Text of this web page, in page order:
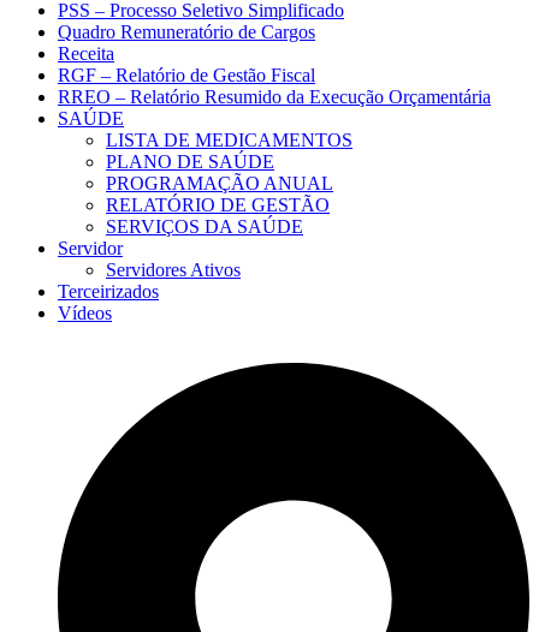
PSS – Processo Seletivo Simplificado
Quadro Remuneratório de Cargos
Receita
RGF – Relatório de Gestão Fiscal
RREO – Relatório Resumido da Execução Orçamentária
SAÚDE
LISTA DE MEDICAMENTOS
PLANO DE SAÚDE
PROGRAMAÇÃO ANUAL
RELATÓRIO DE GESTÃO
SERVIÇOS DA SAÚDE
Servidor
Servidores Ativos
Terceirizados
Vídeos